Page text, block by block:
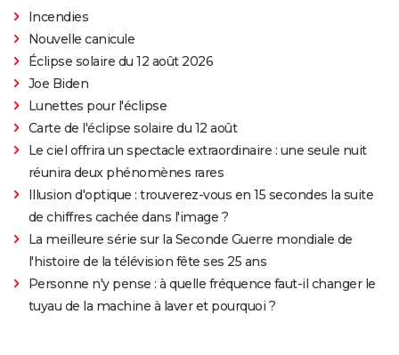
Incendies
Nouvelle canicule
Éclipse solaire du 12 août 2026
Joe Biden
Lunettes pour l'éclipse
Carte de l'éclipse solaire du 12 août
Le ciel offrira un spectacle extraordinaire : une seule nuit
réunira deux phénomènes rares
Illusion d'optique : trouverez-vous en 15 secondes la suite
de chiffres cachée dans l'image ?
La meilleure série sur la Seconde Guerre mondiale de
l'histoire de la télévision fête ses 25 ans
Personne n'y pense : à quelle fréquence faut-il changer le
tuyau de la machine à laver et pourquoi ?